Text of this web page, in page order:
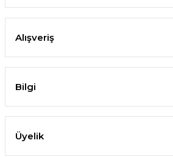
Alışveriş
Bilgi
Üyelik